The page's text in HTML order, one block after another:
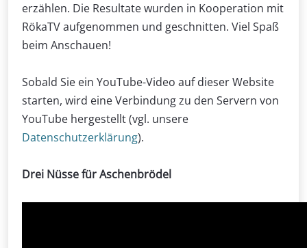
erzählen. Die Resultate wurden in Kooperation mit
RökaTV aufgenommen und geschnitten. Viel Spaß
beim Anschauen!
Sobald Sie ein YouTube-Video auf dieser Website
starten, wird eine Verbindung zu den Servern von
YouTube hergestellt (vgl. unsere
Datenschutzerklärung).
Drei Nüsse für Aschenbrödel